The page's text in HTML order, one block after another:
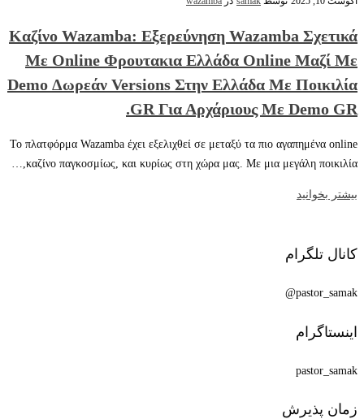
Καζίνο Wazamba: Εξερεύνηση Wazamba Σχετικά
Με Online Φρουτακια Ελλάδα Online Μαζί Με
Demo Δωρεάν Versions Στην Ελλάδα Με Ποικιλία
GR Για Αρχάριους Με Demo GR.
Το πλατφόρμα Wazamba έχει εξελιχθεί σε μεταξύ τα πιο αγαπημένα online
καζίνο παγκοσμίως, και κυρίως στη χώρα μας. Με μια μεγάλη ποικιλία,…
بیشتر بخوانید
کانال تلگرام
pastor_samak@
اینستاگرام
pastor_samak
زمان پذیرش